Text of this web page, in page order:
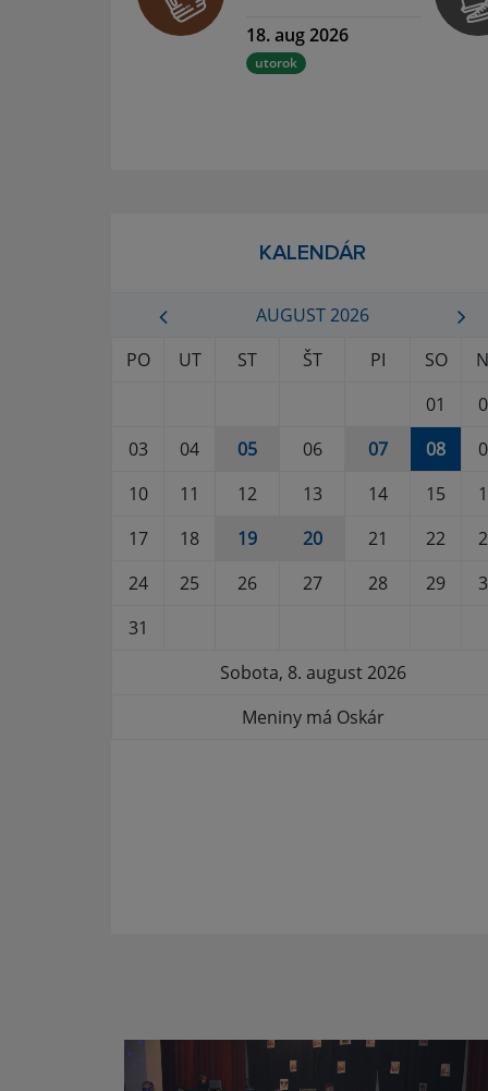
18. aug 2026
utorok
KALENDÁR
AUGUST 2026
PO
UT ST ŠT PI SO
01
03
04 05 06 07 08
10
11 12 13 14 15
17
18 19 20 21 22
24
25 26 27 28 29
31
Sobota, 8. august 2026
Meniny má Oskár